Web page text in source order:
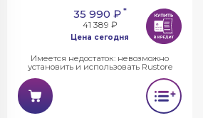
35 990 ₽*
41 389 ₽
Цена сегодня
Имеется недостаток: невозможно
установить и использовать Rustore